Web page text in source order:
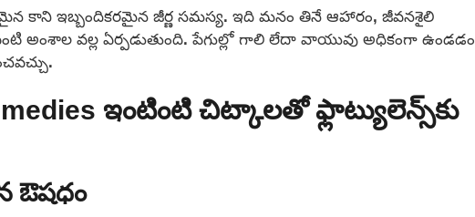
కాని ఇబ్బందికరమైన జీర్ణ సమస్య. ఇది మనం తినే ఆహారం, జీవనశైలి
అంశాల వల్ల ఏర్పడుతుంది. పేగుల్లో గాలి లేదా వాయువు అధికంగా ఉండడం
ఇంటింటి చిట్కాలతో ఫ్లాట్యులెన్స్‌కు
ఔషధం